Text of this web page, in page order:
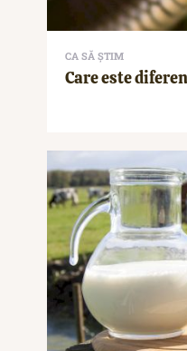
CA SĂ ȘTIM
Care este